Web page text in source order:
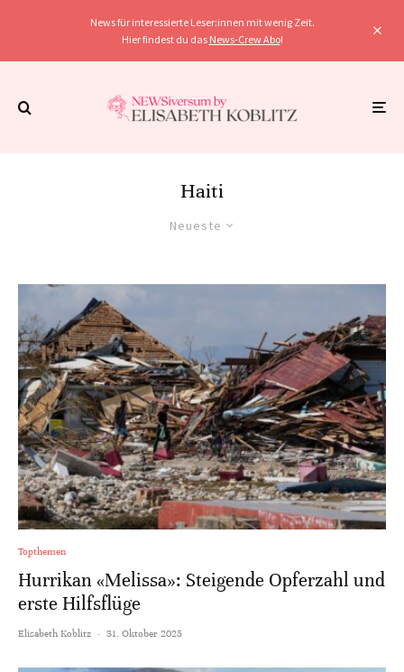
News für interessierte Leser:innen mit wenig Zeit.
Hier findest du das News-Crew Abo!
Haiti
Neueste
Topthemen
Hurrikan «Melissa»: Steigende Opferzahl und
erste Hilfsflüge
Elisabeth Koblitz · 31. Oktober 2025